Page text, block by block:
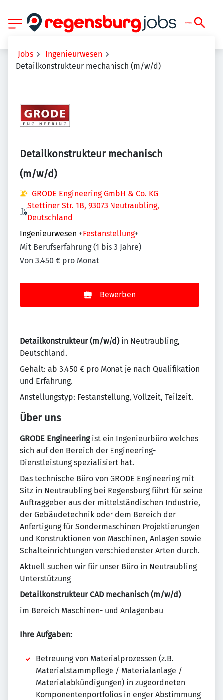
Jobs
Ingenieurwesen
Detailkonstrukteur mechanisch (m/w/d)
Detailkonstrukteur mechanisch
(m/w/d)
GRODE Engineering GmbH & Co. KG
Stettiner Str. 1B, 93073 Neutraubling,
Deutschland
Ingenieurwesen +Festanstellung+
Mit Berufserfahrung (1 bis 3 Jahre)
Von 3.450 € pro Monat
Bewerben
Detailkonstrukteur (m/w/d) in Neutraubling,
Deutschland.
Gehalt: ab 3.450 € pro Monat je nach Qualifikation
und Erfahrung.
Anstellungstyp: Festanstellung, Vollzeit, Teilzeit.
Über uns
GRODE Engineering ist ein Ingenieurbüro welches
sich auf den Bereich der Engineering-
Dienstleistung spezialisiert hat.
Das technische Büro von GRODE Engineering mit
Sitz in Neutraubling bei Regensburg führt für seine
Auftraggeber aus der mittelständischen Industrie,
der Gebäudetechnik oder dem Bereich der
Anfertigung für Sondermaschinen Projektierungen
und Konstruktionen von Maschinen, Anlagen sowie
Schalteinrichtungen verschiedenster Arten durch.
Aktuell suchen wir für unser Büro in Neutraubling
Unterstützung
Detailkonstrukteur CAD mechanisch (m/w/d)
im Bereich Maschinen- und Anlagenbau
Ihre Aufgaben:
Betreuung von Materialprozessen (z.B.
Materialstammpflege / Materialanlage /
Materialabkündigungen) in zugeordneten
Komponentenportfolios in enger Abstimmung